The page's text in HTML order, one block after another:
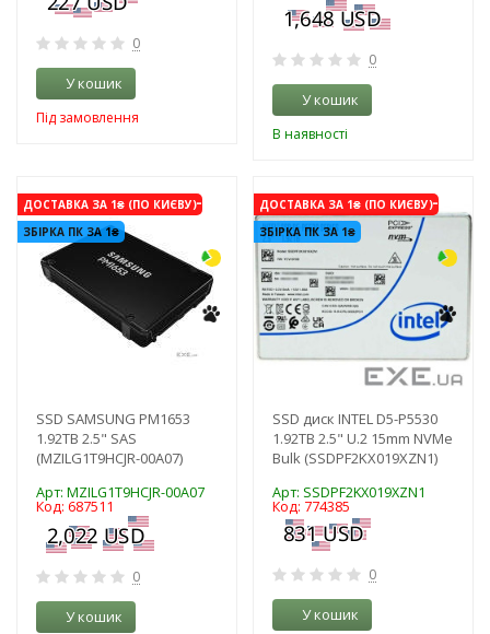
0
У кошик
Під замовлення
0
У кошик
В наявності
ДОСТАВКА ЗА 1₴ (ПО КИЄВУ)
ЗБІРКА ПК ЗА 1₴
-3%
SSD SAMSUNG PM1653
1.92TB 2.5" SAS
(MZILG1T9HCJR-00A07)
Арт: MZILG1T9HCJR-00A07
Код: 687511
0
У кошик
ДОСТАВКА ЗА 1₴ (ПО КИЄВУ)
ЗБІРКА ПК ЗА 1₴
-3%
SSD диск INTEL D5-P5530
1.92TB 2.5" U.2 15mm NVMe
Bulk (SSDPF2KX019XZN1)
Арт: SSDPF2KX019XZN1
Код: 774385
0
У кошик